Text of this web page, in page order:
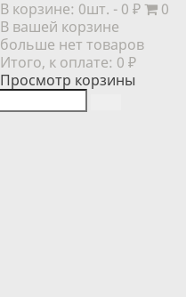
В корзине: 0шт. - 0 ₽
0
В вашей корзине
больше нет товаров
Итого, к оплате: 0 ₽
Просмотр корзины